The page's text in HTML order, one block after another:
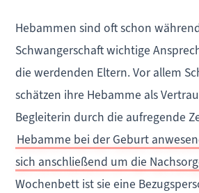
Hebammen sind oft schon
Schwangerschaft wichtige
die werdenden Eltern. Vor allem
schätzen ihre Hebamme als
Begleiterin durch die aufregende
Hebamme bei der Geburt
sich anschließend um die
Wochenbett ist sie eine